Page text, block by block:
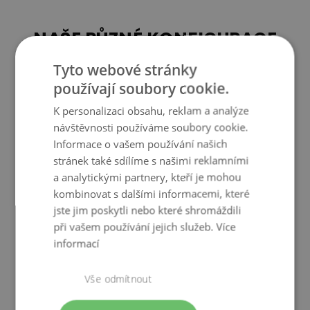
Dopřejte si Tablo S jako smysluplný doplněk našeho zahradního
NAŠE RŮZNÉ KONFIGURACE
Najděte ideální uspořádání
Tyto webové stránky
používají soubory cookie.
K personalizaci obsahu, reklam a analýze
návštěvnosti používáme soubory cookie.
Informace o vašem používání našich
stránek také sdílíme s našimi reklamními
a analytickými partnery, kteří je mohou
kombinovat s dalšími informacemi, které
jste jim poskytli nebo které shromáždili
při vašem používání jejich služeb.Více
informací
Vše odmítnout